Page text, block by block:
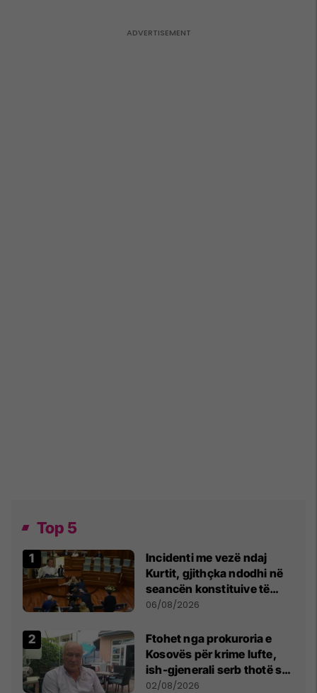
Top 5
Incidenti me vezë ndaj
Kurtit, gjithçka ndodhi në
seancën konstituive të
Kuvendit
06/08/2026
Ftohet nga prokuroria e
Kosovës për krime lufte,
ish-gjenerali serb thotë se
dikush e tradhtoi në
02/08/2026